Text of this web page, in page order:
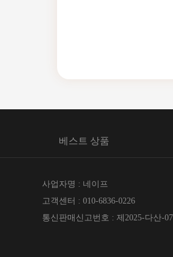
베스트 상품
사업자명 : 네이프
고객센터 : 010-6836-0226
통신판매신고번호 : 제2025-다산-